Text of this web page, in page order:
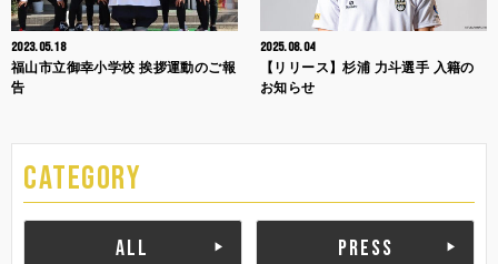
2023.05.18
福山市立御幸小学校 挨拶運動のご報
告
2025.08.04
【リリース】杉浦 力斗選手 入籍の
お知らせ
CATEGORY
ALL PRESS